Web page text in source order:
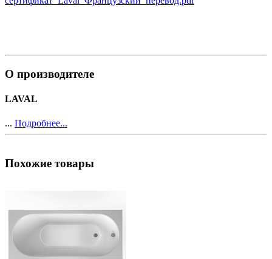
О производителе
LAVAL
... Подробнее...
Похожие товары